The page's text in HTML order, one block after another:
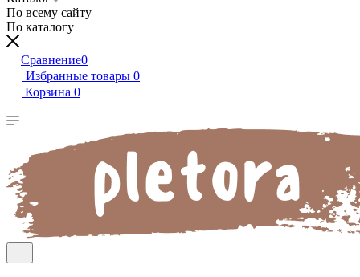
По всему сайту
По каталогу
Сравнение0
Избранные товары 0
Корзина 0